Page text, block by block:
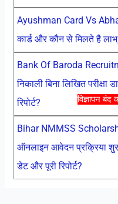
विज्ञापन
Ayushman Card Vs
कार्ड और कौन से मिलते है लाभ,
Bank Of Baroda
निकाली बिना लिखित परीक्षा
रिपोर्ट?
Bihar NMMSS
ऑनलाइन आवेदन प्रक्रिया
डेट और पूरी रिपोर्ट?